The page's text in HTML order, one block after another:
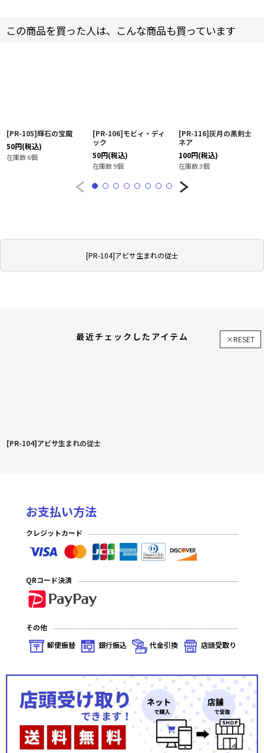
[PR-104]アビサ生まれの従士
この商品を買った人は、こんな商品も買っています
[PR-105]輝石の宝魔
50円(税込)
在庫数 6個
[PR-106]モビィ・ディ
ック
50円(税込)
在庫数 9個
[PR-116]灰月の黒剣士
ネア
100円(税込)
在庫数 3個
最近チェックしたアイテム ×RESET
[PR-104]アビサ生まれの従士
お支払い方法
クレジットカード
QRコード決済
その他
郵便振替
銀行振込 代金引換 店頭受取り